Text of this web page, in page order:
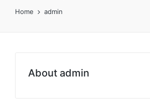
Home admin
About admin